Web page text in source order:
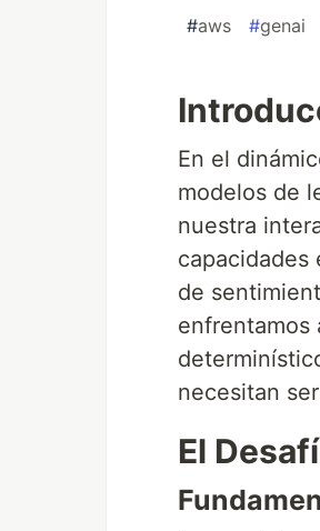
#aws #genai
En el
modelos de
nuestra
capacidades
de
enfrentamos
necesitan
El